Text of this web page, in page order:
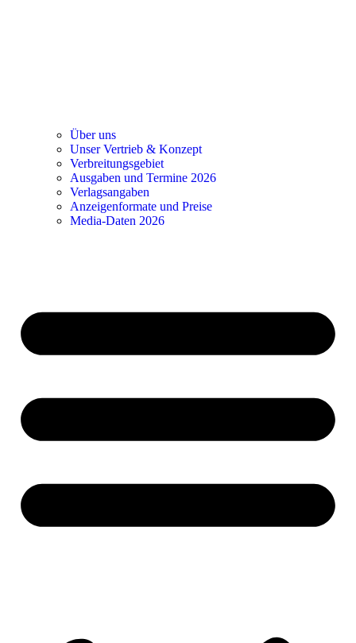
Über uns
Unser Vertrieb & Konzept
Verbreitungsgebiet
Ausgaben und Termine 2026
Verlagsangaben
Anzeigenformate und Preise
Media-Daten 2026